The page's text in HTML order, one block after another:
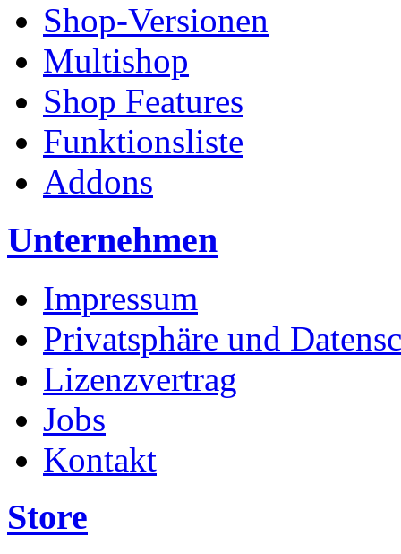
Shop-Versionen
Multishop
Shop Features
Funktionsliste
Addons
Unternehmen
Impressum
Privatsphäre und
Lizenzvertrag
Jobs
Kontakt
Store